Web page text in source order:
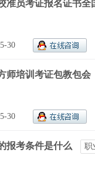
准员考证报名证书全
30
师培训考证包教包会
30
报考条件是什么
职